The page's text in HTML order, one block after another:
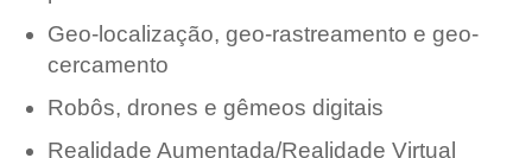
Geo-localização, geo-rastreamento e geo-
cercamento
Robôs, drones e gêmeos digitais
Realidade Aumentada/Realidade Virtual